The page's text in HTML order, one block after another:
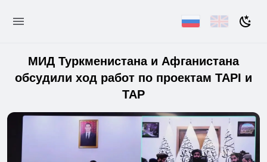
МИД Туркменистана и Афганистана
обсудили ход работ по проектам TAPI и
TAP